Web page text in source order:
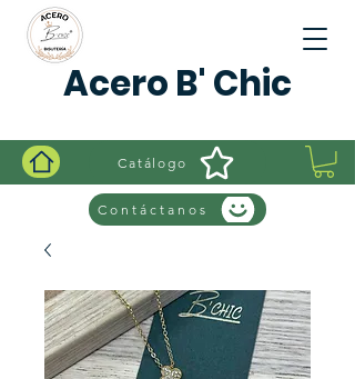
Acero B' Chic
Catálogo
Contáctanos